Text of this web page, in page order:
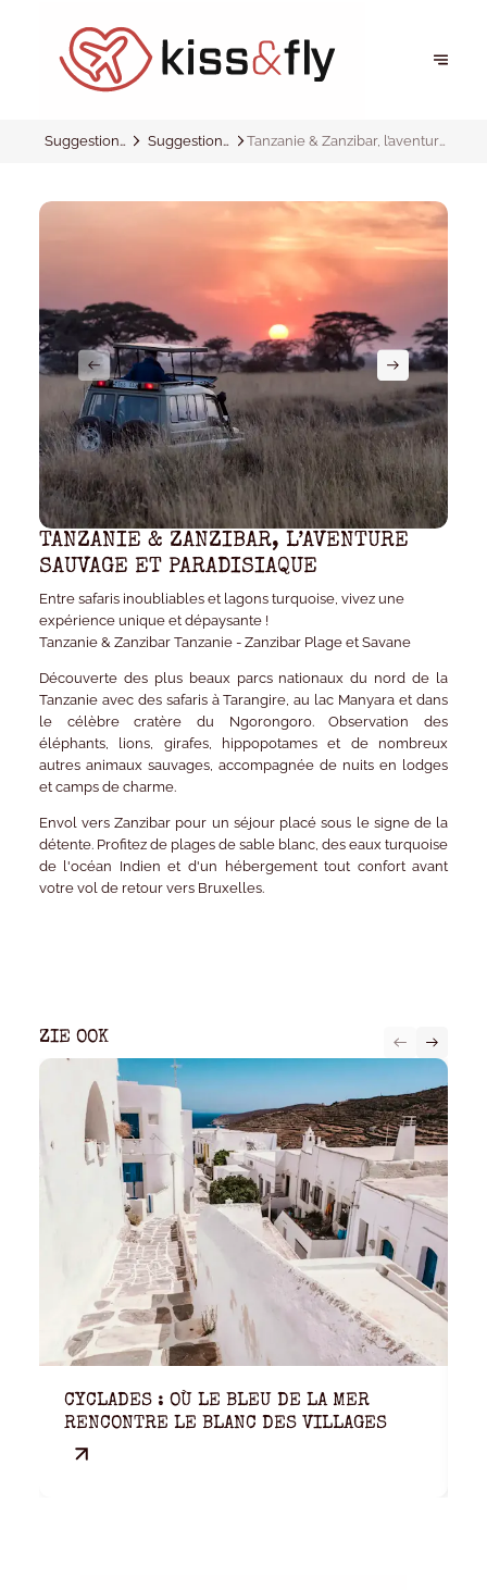
Suggestions
Suggestions
Tanzanie & Zanzibar, l’aventure
TANZANIE & ZANZIBAR, L’AVENTURE
SAUVAGE ET PARADISIAQUE
Entre safaris inoubliables et lagons turquoise, vivez une
expérience unique et dépaysante !
Tanzanie & Zanzibar Tanzanie - Zanzibar Plage et Savane
Découverte des plus beaux parcs nationaux du nord de la
Tanzanie avec des safaris à Tarangire, au lac Manyara et dans
le célèbre cratère du Ngorongoro. Observation des
éléphants, lions, girafes, hippopotames et de nombreux
autres animaux sauvages, accompagnée de nuits en lodges
et camps de charme.
Envol vers Zanzibar pour un séjour placé sous le signe de la
détente. Profitez de plages de sable blanc, des eaux turquoise
de l'océan Indien et d'un hébergement tout confort avant
votre vol de retour vers Bruxelles.
ZIE OOK
CYCLADES : OÙ LE BLEU DE LA MER
RENCONTRE LE BLANC DES VILLAGES